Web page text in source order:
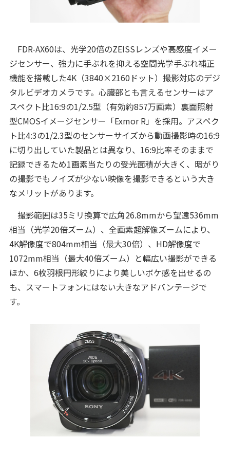
FDR-AX60は、光学20倍のZEISSレンズや高感度イメー
ジセンサー、強力に手ぶれを抑える空間光学手ぶれ補正
機能を搭載した4K（3840×2160ドット）撮影対応のデジ
タルビデオカメラです。心臓部とも言えるセンサーはア
スペクト比16:9の1/2.5型（有効約857万画素）裏面照射
型CMOSイメージセンサー「Exmor R」を採用。アスペク
ト比4:3の1/2.3型のセンサーサイズから動画撮影時の16:9
に切り出していた製品とは異なり、16:9比率そのままで
記録できるため1画素当たりの受光面積が大きく、暗がり
の撮影でもノイズが少ない映像を撮影できるという大き
なメリットがあります。
撮影範囲は35ミリ換算で広角26.8mmから望遠536mm
相当（光学20倍ズーム）、全画素超解像ズームにより、
4K解像度で804mm相当（最大30倍）、HD解像度で
1072mm相当（最大40倍ズーム）と幅広い撮影ができる
ほか、6枚羽根円形絞りにより美しいボケ感を出せるの
も、スマートフォンにはない大きなアドバンテージで
す。